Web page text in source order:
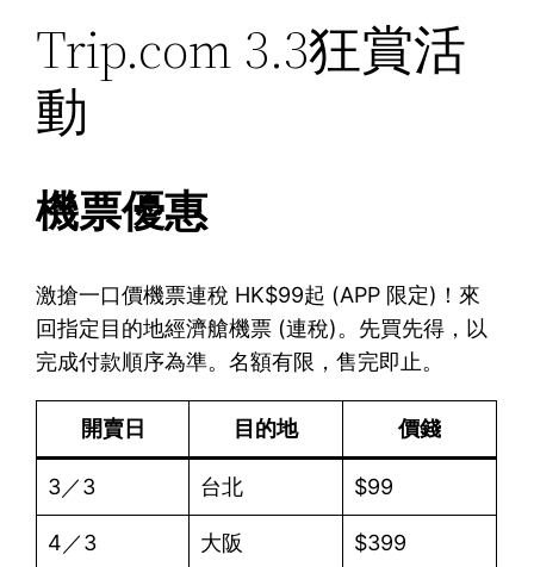
Trip.com 3.3狂賞活
動
機票優惠
激搶一口價機票連稅 HK$99起 (APP 限定)！來
回指定目的地經濟艙機票 (連稅)。先買先得，以
完成付款順序為準。名額有限，售完即止。
開賣日 目的地 價錢
3／3 台北 $99
4／3 大阪 $399